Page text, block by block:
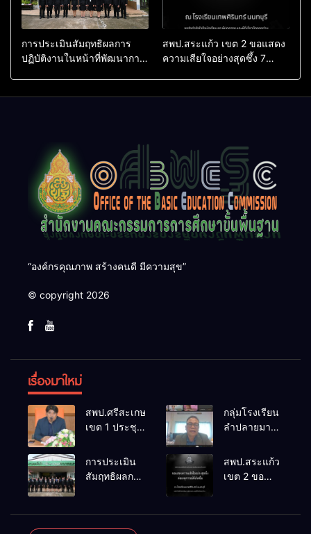
การประเมินสัมฤทธิผลการ
ปฏิบัติงานในหน้าที่พัฒนาการ
สพป.สระแก้ว เขต 2 ขอแสดง
ความเสียใจอย่างสุดซึ้ง 7
“องค์กรคุณภาพ สร้างคนดี มีความสุข”
© copyright 2026
เรื่องมาใหม่
สพป.ศรีสะเกษ
เขต 1 ประชุม
จัดการ
แข่งขันงาน
ศิลปหัตถกรรม
74 ปีการ
ศึกษา 2569
กลุ่มโรงเรียน
ลำปลายมาศ
เคลื่อน RT,
NT, O-NET
การประเมิน
สัมฤทธิผลการ
สพป.สระแก้ว
เขต 2 ขอ